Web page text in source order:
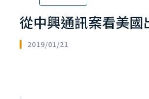
從中興通訊案看美
2019/01/21